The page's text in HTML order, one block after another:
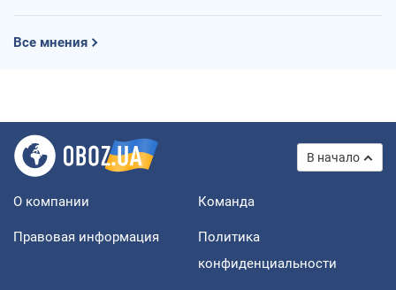
Все мнения
В начало
О компании Команда
Правовая информация
Политика
конфиденциальности